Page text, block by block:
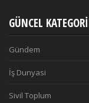
GÜNCEL
Gündem
İş Dunyasi
Sivil Toplum